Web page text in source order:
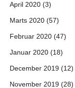
April 2020 (3)
Marts 2020 (57)
Februar 2020 (47)
Januar 2020 (18)
December 2019 (12)
November 2019 (28)